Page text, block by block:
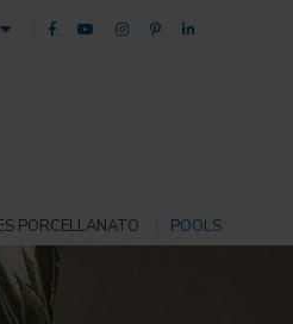
PORCELLANATO POOLS